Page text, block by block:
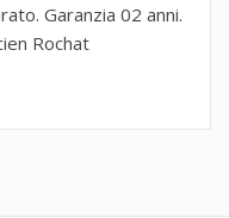
Garanzia 02 anni.
Rochat